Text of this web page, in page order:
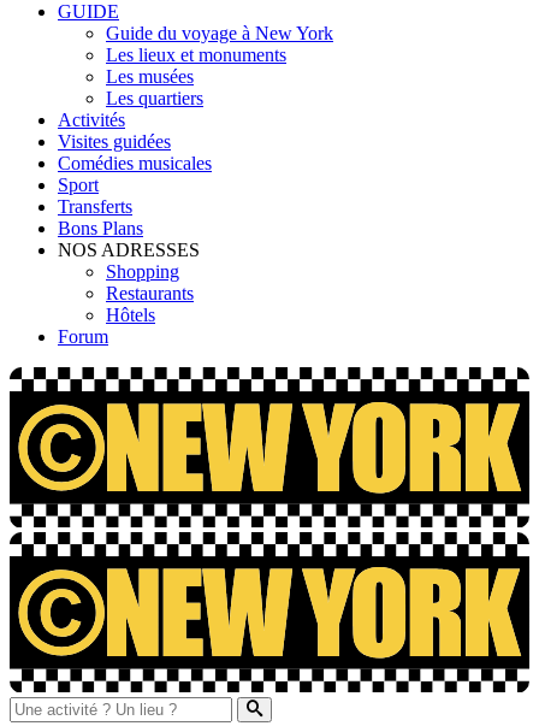
GUIDE
Guide du voyage à New York
Les lieux et monuments
Les musées
Les quartiers
Activités
Visites guidées
Comédies musicales
Sport
Transferts
Bons Plans
NOS ADRESSES
Shopping
Restaurants
Hôtels
Forum